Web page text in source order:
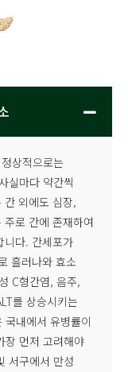
상적으로는
실마다 약간씩
간 외에도 심장,
로 간에 존재하여
니다. 간세포가
흘러나와 효소
C형간염, 음주,
를 상승시키는
내에서 유병률이
장 먼저 고려해야
서구에서 만성